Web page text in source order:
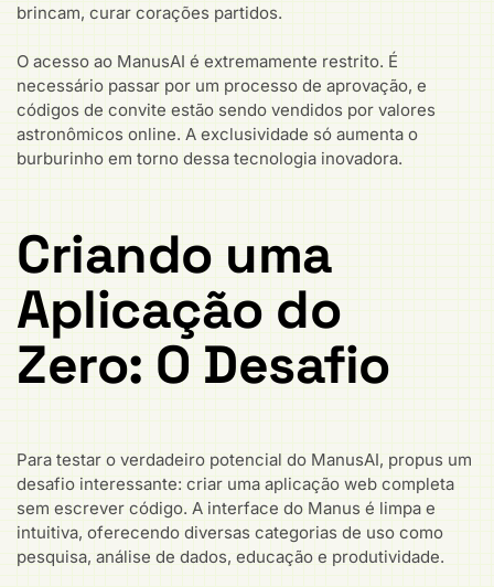
brincam, curar corações partidos.
O acesso ao ManusAI é extremamente restrito. É
necessário passar por um processo de aprovação, e
códigos de convite estão sendo vendidos por valores
astronômicos online. A exclusividade só aumenta o
burburinho em torno dessa tecnologia inovadora.
Criando uma
Aplicação do
Zero: O Desafio
Para testar o verdadeiro potencial do ManusAI, propus um
desafio interessante: criar uma aplicação web completa
sem escrever código. A interface do Manus é limpa e
intuitiva, oferecendo diversas categorias de uso como
pesquisa, análise de dados, educação e produtividade.